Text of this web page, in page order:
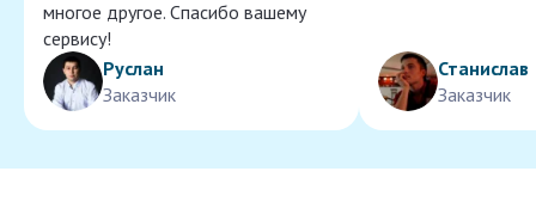
многое другое. Спасибо вашему
сервису!
Руслан
Заказчик
Станислав
Заказчик